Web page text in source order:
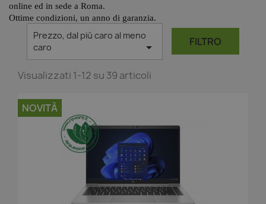
online ed in sede a Roma.
Ottime condizioni, un anno di garanzia.
Prezzo, dal più caro al meno
caro
 FILTRO
Visualizzati 1-12 su 39 articoli
NOVITÀ